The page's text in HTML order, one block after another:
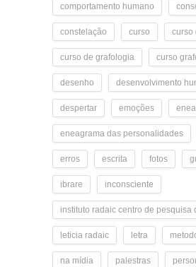
comportamento humano
constelação curso curso
curso de grafologia curso
desenho desenvolvimento
despertar emoções
eneagrama das personalidades
erros escrita fotos
ibrare inconsciente
instituto radaic centro de pesquisa
leticia radaic letra
na mídia palestras